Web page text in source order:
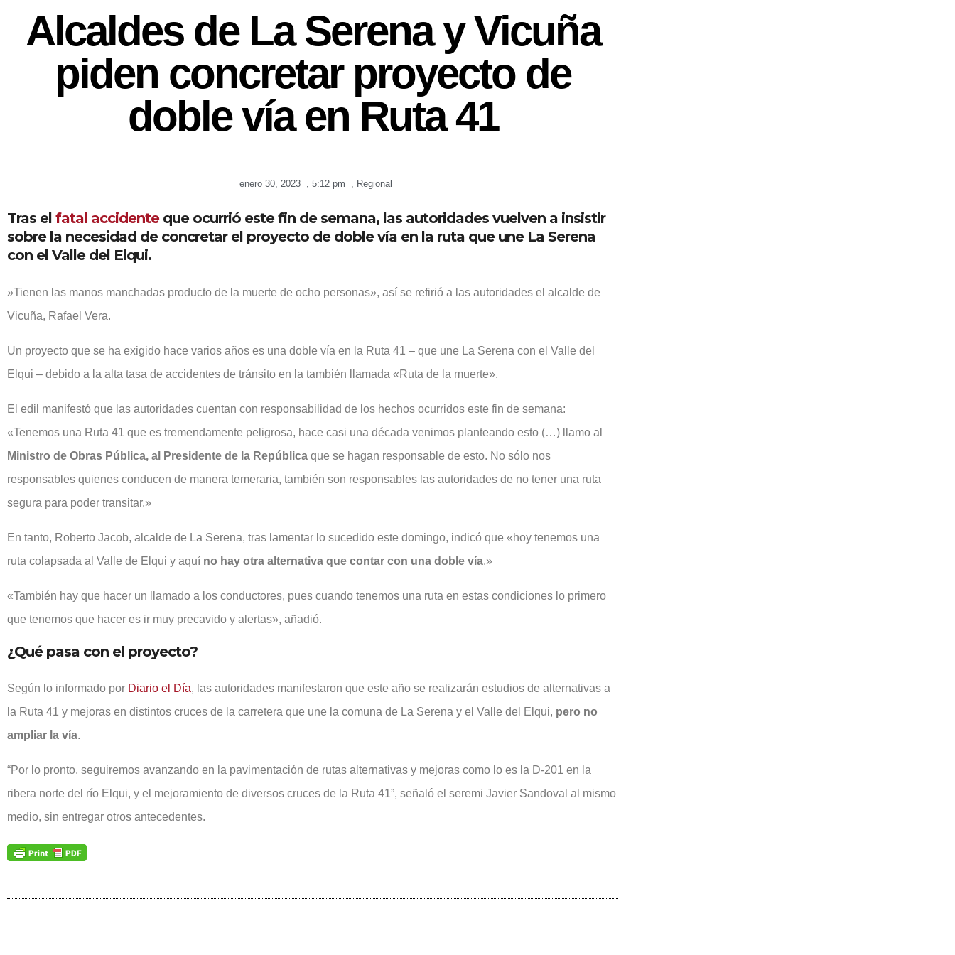
Alcaldes de La Serena y Vicuña
piden concretar proyecto de
doble vía en Ruta 41
enero 30, 2023 , 5:12 pm , Regional
Tras el fatal accidenteque ocurrió este fin de semana, las autoridades vuelven a insistir
sobre la necesidad de concretar el proyecto de doble vía en la ruta que une La Serena
con el Valle del Elqui.
»Tienen las manos manchadas producto de la muerte de ocho personas», así se refirió a las autoridades el alcalde de
Vicuña, Rafael Vera.
Un proyecto que se ha exigido hace varios años es una doble vía en la Ruta 41 – que une La Serena con el Valle del
Elqui – debido a la alta tasa de accidentes de tránsito en la también llamada «Ruta de la muerte».
El edil manifestó que las autoridades cuentan con responsabilidad de los hechos ocurridos este fin de semana:
«Tenemos una Ruta 41 que es tremendamente peligrosa, hace casi una década venimos planteando esto (…) llamo al
Ministro de Obras Pública, al Presidente de la República que se hagan responsable de esto. No sólo nos
responsables quienes conducen de manera temeraria, también son responsables las autoridades de no tener una ruta
segura para poder transitar.»
En tanto, Roberto Jacob, alcalde de La Serena, tras lamentar lo sucedido este domingo, indicó que «hoy tenemos una
ruta colapsada al Valle de Elqui y aquí no hay otra alternativa que contar con una doble vía.»
«También hay que hacer un llamado a los conductores, pues cuando tenemos una ruta en estas condiciones lo primero
que tenemos que hacer es ir muy precavido y alertas», añadió.
¿Qué pasa con el proyecto?
Según lo informado por Diario el Día, las autoridades manifestaron que este año se realizarán estudios de alternativas a
la Ruta 41 y mejoras en distintos cruces de la carretera que une la comuna de La Serena y el Valle del Elqui, pero no
ampliar la vía.
“Por lo pronto, seguiremos avanzando en la pavimentación de rutas alternativas y mejoras como lo es la D-201 en la
ribera norte del río Elqui, y el mejoramiento de diversos cruces de la Ruta 41”, señaló el seremi Javier Sandoval al mismo
medio, sin entregar otros antecedentes.